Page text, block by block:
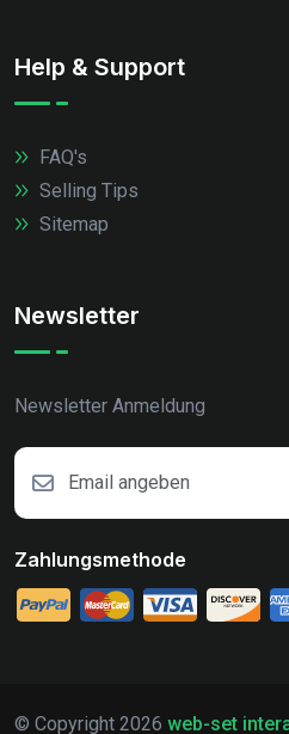
Help & Support
FAQ's
Selling Tips
Sitemap
Newsletter
Newsletter Anmeldung
Zahlungsmethode
© Copyright 2026 web-set